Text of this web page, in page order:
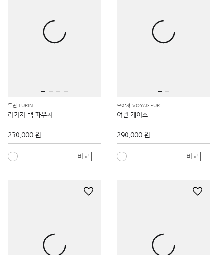
투린 TURIN
러기지 택 파우치
230,000 원
비교
보야져 VOYAGEUR
여권 케이스
290,000 원
비교